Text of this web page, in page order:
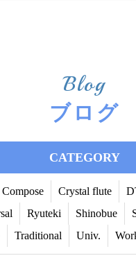
Blog
ブログ
CATEGORY
Compose Crystal flute
Ryuteki Shinobue
Traditional Univ.